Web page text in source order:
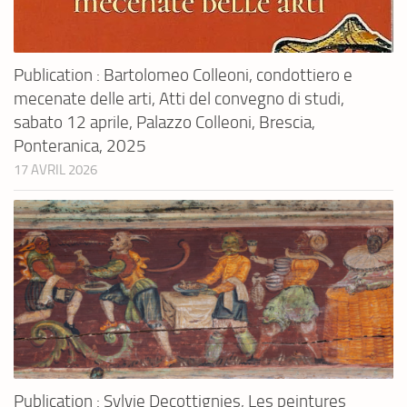
Publication : Bartolomeo Colleoni, condottiero e
mecenate delle arti, Atti del convegno di studi,
sabato 12 aprile, Palazzo Colleoni, Brescia,
Ponteranica, 2025
17 AVRIL 2026
Publication : Sylvie Decottignies, Les peintures